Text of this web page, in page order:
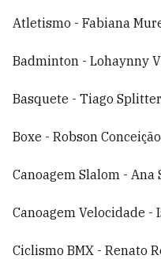
Atletismo - Fabiana
Badminton - Lohaynny
Basquete - Tiago Splitter
Boxe - Robson Conceição
Canoagem Slalom - Ana
Canoagem Velocidade -
Ciclismo BMX - Renato